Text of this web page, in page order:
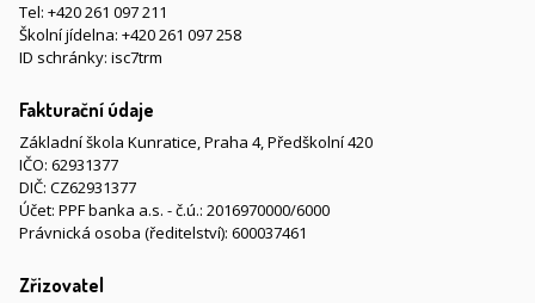
Tel: +420 261 097 211
Školní jídelna: +420 261 097 258
ID schránky: isc7trm
Fakturační údaje
Základní škola Kunratice, Praha 4, Předškolní 420
IČO: 62931377
DIČ: CZ62931377
Účet: PPF banka a.s. - č.ú.: 2016970000/6000
Právnická osoba (ředitelství): 600037461
Zřizovatel